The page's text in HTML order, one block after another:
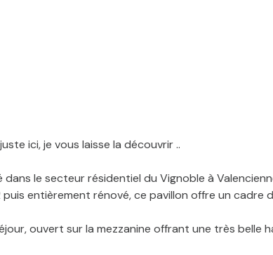
ici, je vous laisse la découvrir ..
le secteur résidentiel du Vignoble à
entièrement rénové, ce pavillon offre un cadre
ouvert sur la mezzanine offrant une très belle